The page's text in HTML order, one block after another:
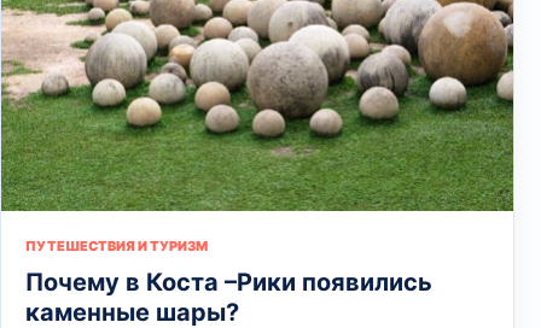
ПУТЕШЕСТВИЯ И ТУРИЗМ
Почему в Коста –Рики появились
каменные шары?